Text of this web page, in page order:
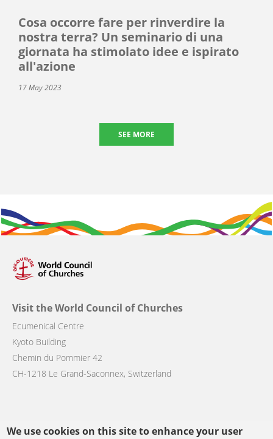
We use cookies on this site to enhance your user
Cosa occorre fare per rinverdire la
nostra terra? Un seminario di una
giornata ha stimolato idee e ispirato
all'azione
17 May 2023
SEE MORE
Visit the World Council of Churches
Ecumenical Centre
Kyoto Building
Chemin du Pommier 42
CH-1218 Le Grand-Saconnex, Switzerland
Follow us